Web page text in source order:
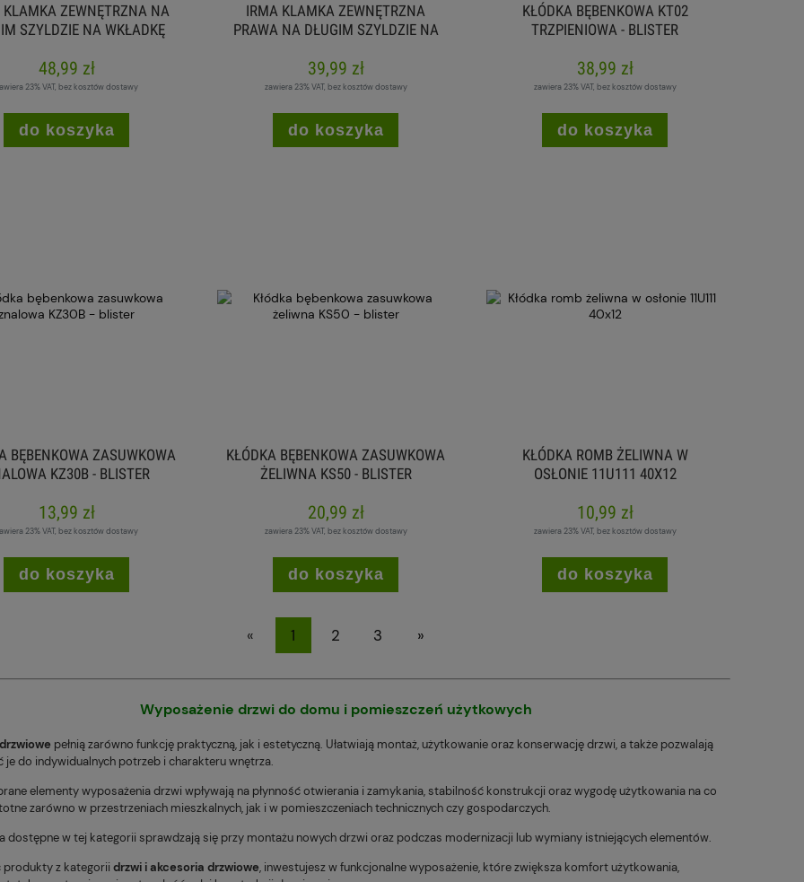
KLAMKA ZEWNĘTRZNA NA
SZYLDZIE NA WKŁADKĘ
48,99 zł
23% VAT, bez kosztów dostawy
do koszyka
IRMA KLAMKA ZEWNĘTRZNA
PRAWA NA DŁUGIM SZYLDZIE NA
39,99 zł
zawiera 23% VAT, bez kosztów dostawy
do koszyka
KŁÓDKA BĘBENKOWA KT02
TRZPIENIOWA - BLISTER
38,99 zł
zawiera 23% VAT, bez kosztów dostawy
do koszyka
BĘBENKOWA ZASUWKOWA
KZ30B - BLISTER
13,99 zł
23% VAT, bez kosztów dostawy
do koszyka
KŁÓDKA BĘBENKOWA ZASUWKOWA
ŻELIWNA KS50 - BLISTER
20,99 zł
zawiera 23% VAT, bez kosztów dostawy
do koszyka
KŁÓDKA ROMB ŻELIWNA W
OSŁONIE 11U111 40X12
10,99 zł
zawiera 23% VAT, bez kosztów dostawy
do koszyka
« 1 2 3 »
Wyposażenie drzwi do domu i pomieszczeń użytkowych
pełnią zarówno funkcję praktyczną, jak i estetyczną. Ułatwiają montaż, użytkowanie oraz konserwację drzwi, a także pozwalają
je do indywidualnych potrzeb i charakteru wnętrza.
elementy wyposażenia drzwi wpływają na płynność otwierania i zamykania, stabilność konstrukcji oraz wygodę użytkowania na co
zarówno w przestrzeniach mieszkalnych, jak i w pomieszczeniach technicznych czy gospodarczych.
dostępne w tej kategorii sprawdzają się przy montażu nowych drzwi oraz podczas modernizacji lub wymiany istniejących elementów.
produkty z kategorii drzwi i akcesoria drzwiowe, inwestujesz w funkcjonalne wyposażenie, które zwiększa komfort użytkowania,